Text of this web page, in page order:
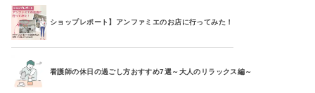
ショップレポート】アンファミエのお店に行ってみた！
看護師の休日の過ごし方おすすめ7選～大人のリラックス編～